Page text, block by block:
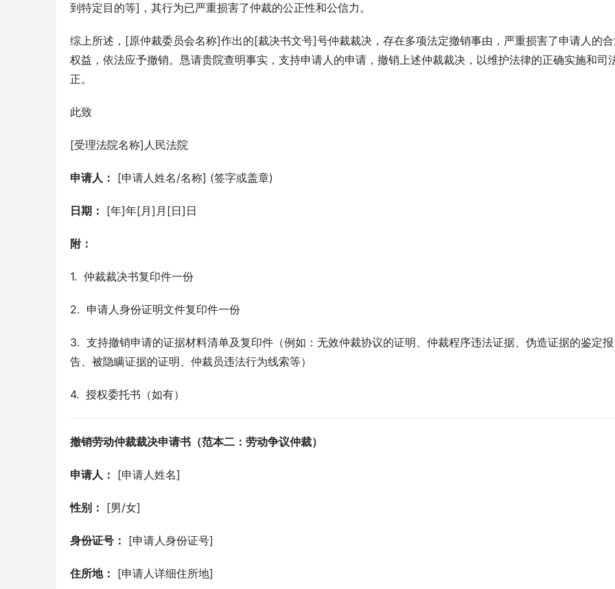
到特定目的等]，其行为已严重损害了仲裁的公正性和公信力。
综上所述，[原仲裁委员会名称]作出的[裁决书文号]号仲裁裁决，存在多项法定撤销事由，严重损害了申请人的
权益，依法应予撤销。恳请贵院查明事实，支持申请人的申请，撤销上述仲裁裁决，以维护法律的正确实施和司
正。
此致
[受理法院名称]人民法院
申请人： [申请人姓名/名称] (签字或盖章)
日期： [年]年[月]月[日]日
附：
1.  仲裁裁决书复印件一份
2.  申请人身份证明文件复印件一份
3.  支持撤销申请的证据材料清单及复印件（例如：无效仲裁协议的证明、仲裁程序违法证据、伪造证据的鉴定报
告、被隐瞒证据的证明、仲裁员违法行为线索等）
4.  授权委托书（如有）
撤销劳动仲裁裁决申请书（范本二：劳动争议仲裁）
申请人： [申请人姓名]
性别： [男/女]
身份证号： [申请人身份证号]
住所地： [申请人详细住所地]